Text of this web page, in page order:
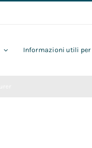
Informazioni utili per